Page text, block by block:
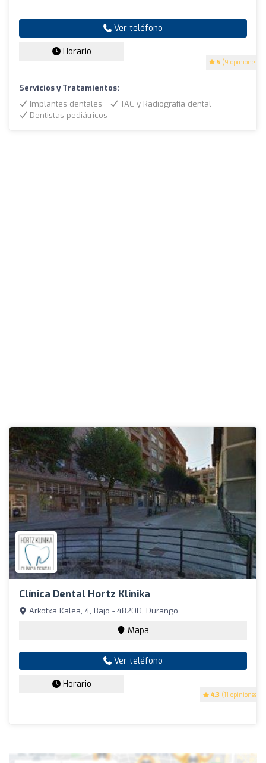
5 (9 opiniones)
Ver teléfono
Horario
Servicios y Tratamientos:
Implantes dentales
TAC y Radiografía dental
Dentistas pediátricos
Clínica Dental Hortz Klinika
4.3 (11 opiniones)
Arkotxa Kalea, 4, Bajo - 48200, Durango
Mapa
Ver teléfono
Horario